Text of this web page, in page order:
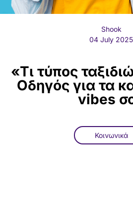
Shook
04 July 2025
«Τι τύπος
Οδηγός για τα
vibes
Κοινωνικά